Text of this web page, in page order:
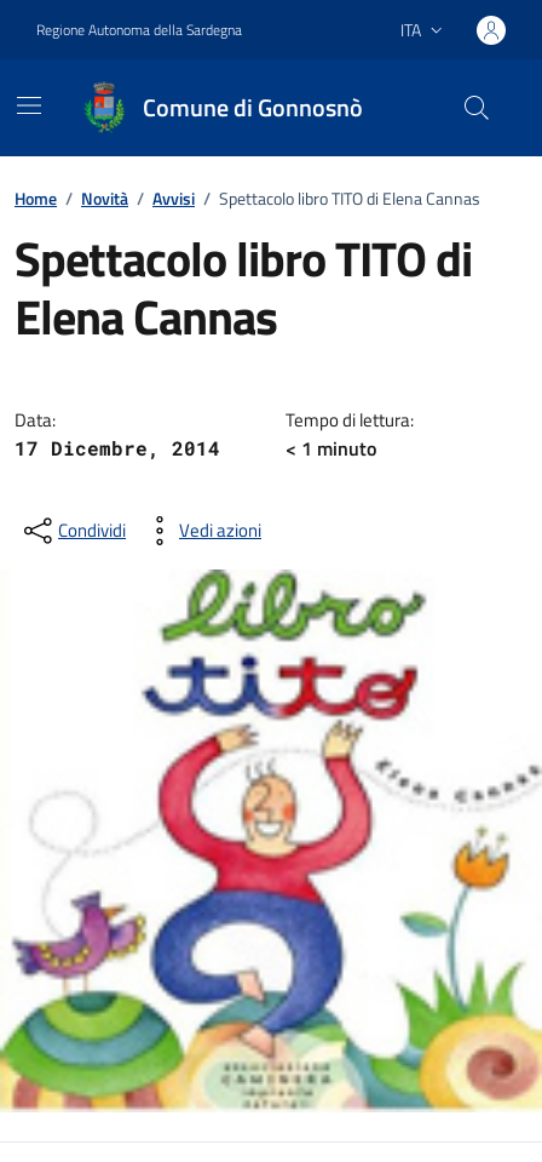
Regione Autonoma della Sardegna Lingua attiva:
ITA
Comune di Gonnosnò
Home / Novità / Avvisi / Spettacolo libro TITO di Elena Cannas
Spettacolo libro TITO di
Elena Cannas
Data:
17 Dicembre, 2014
Tempo di lettura:
< 1 minuto
Condividi Vedi azioni